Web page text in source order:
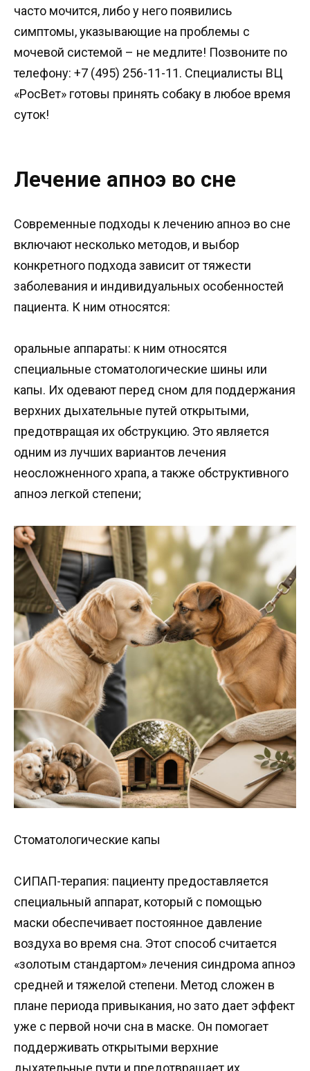
часто мочится, либо у него появились
симптомы, указывающие на проблемы с
мочевой системой – не медлите! Позвоните по
телефону: +7 (495) 256-11-11. Специалисты ВЦ
«РосВет» готовы принять собаку в любое время
суток!
Лечение апноэ во сне
Современные подходы к лечению апноэ во сне
включают несколько методов, и выбор
конкретного подхода зависит от тяжести
заболевания и индивидуальных особенностей
пациента. К ним относятся:
оральные аппараты: к ним относятся
специальные стоматологические шины или
капы. Их одевают перед сном для поддержания
верхних дыхательные путей открытыми,
предотвращая их обструкцию. Это является
одним из лучших вариантов лечения
неосложненного храпа, а также обструктивного
апноэ легкой степени;
Стоматологические капы
СИПАП-терапия: пациенту предоставляется
специальный аппарат, который с помощью
маски обеспечивает постоянное давление
воздуха во время сна. Этот способ считается
«золотым стандартом» лечения синдрома апноэ
средней и тяжелой степени. Метод сложен в
плане периода привыкания, но зато дает эффект
уже с первой ночи сна в маске. Он помогает
поддерживать открытыми верхние
дыхательные пути и предотвращает их